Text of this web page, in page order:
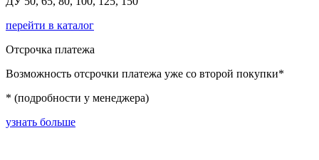
перейти в каталог
Отсрочка платежа
Возможность отсрочки платежа уже со второй покупки*
* (подробности у менеджера)
узнать больше